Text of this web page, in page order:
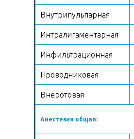
Внутрипульпарная
Интралигаментарная
Инфильтрационная
Проводниковая
Внеротовая
Анестезия общая: